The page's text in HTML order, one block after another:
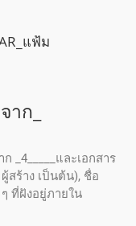
แฟ้ม
ก_
และเอกสาร
สร้าง เป็นต้น), ชื่อ
ที่ฝังอยู่ภายใน